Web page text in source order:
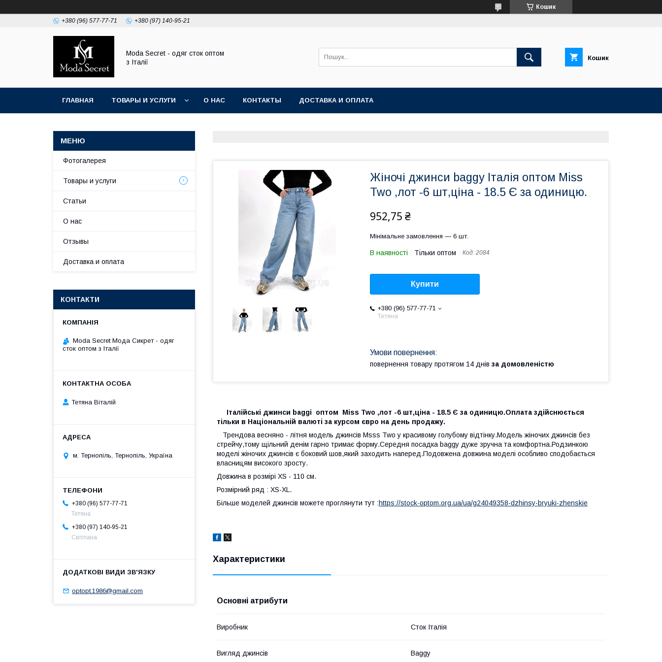
Кошик
+380 (96) 577-77-71 +380 (97) 140-95-21
Moda Secret - одяг сток оптом
з Італії
Кошик
ГЛАВНАЯ ТОВАРЫ И УСЛУГИ О НАС КОНТАКТЫ ДОСТАВКА И ОПЛАТА
Жіночі джинси baggy Італія оптом Miss
Two ,лот -6 шт,ціна - 18.5 Є за одиницю.
952,75 ₴
Мінімальне замовлення — 6 шт.
В наявності Тільки оптом Код: 2084
Купити
+380 (96) 577-77-71
Тетяна
повернення товару протягом 14 днів за домовленістю
Італійські джинси baggi оптом Miss Two ,лот -6 шт,ціна - 18.5 Є за одиницю.Оплата здійснюється
тільки в Національній валюті за курсом євро на день продажу.
Трендова весняно - літня модель джинсів Msss Two у красивому голубому відтінку.Модель жіночих джинсів без
стрейчу,тому щільний денім гарно тримає форму.Середня посадка baggy дуже зручна та комфортна.Родзинкою
моделі жіночих джинсів є боковий шов,який заходить наперед.Подовжена довжина моделі особливо сподобається
власницям високого зросту.
Довжина в розмірі XS - 110 см.
Розмірний ряд : XS-XL.
Більше моделей джинсів можете проглянути тут :https://stock-optom.org.ua/ua/g24049358-dzhinsy-bryuki-zhenskie
Характеристики
Основні атрибути
Виробник Сток Італія
Вигляд джинсів Baggy
Фотогалерея
Товары и услуги
Статьи
О нас
Отзывы
Доставка и оплата
КОНТАКТИ
Moda Secret Мода Сикрет - одяг
сток оптом з Італії
Тетяна Віталій
м. Тернопіль, Тернопіль, Україна
+380 (96) 577-77-71
Тетяна
+380 (97) 140-95-21
Світлана
optopt.1986@gmail.com